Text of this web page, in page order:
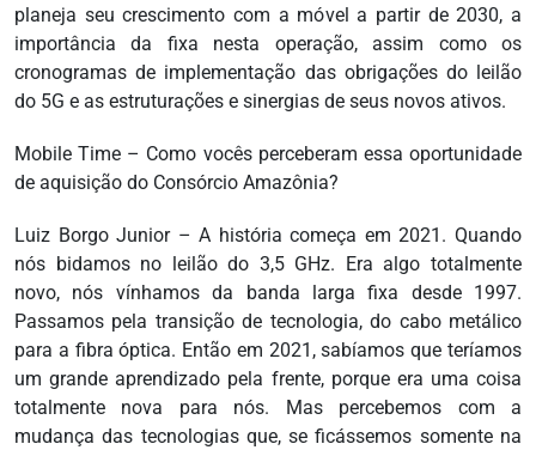
planeja seu crescimento com a móvel a partir de 2030, a
importância da fixa nesta operação, assim como os
cronogramas de implementação das obrigações do leilão
do 5G e as estruturações e sinergias de seus novos ativos.
Mobile Time – Como vocês perceberam essa oportunidade
de aquisição do Consórcio Amazônia?
Luiz Borgo Junior – A história começa em 2021. Quando
nós bidamos no leilão do 3,5 GHz. Era algo totalmente
novo, nós vínhamos da banda larga fixa desde 1997.
Passamos pela transição de tecnologia, do cabo metálico
para a fibra óptica. Então em 2021, sabíamos que teríamos
um grande aprendizado pela frente, porque era uma coisa
totalmente nova para nós. Mas percebemos com a
mudança das tecnologias que, se ficássemos somente na